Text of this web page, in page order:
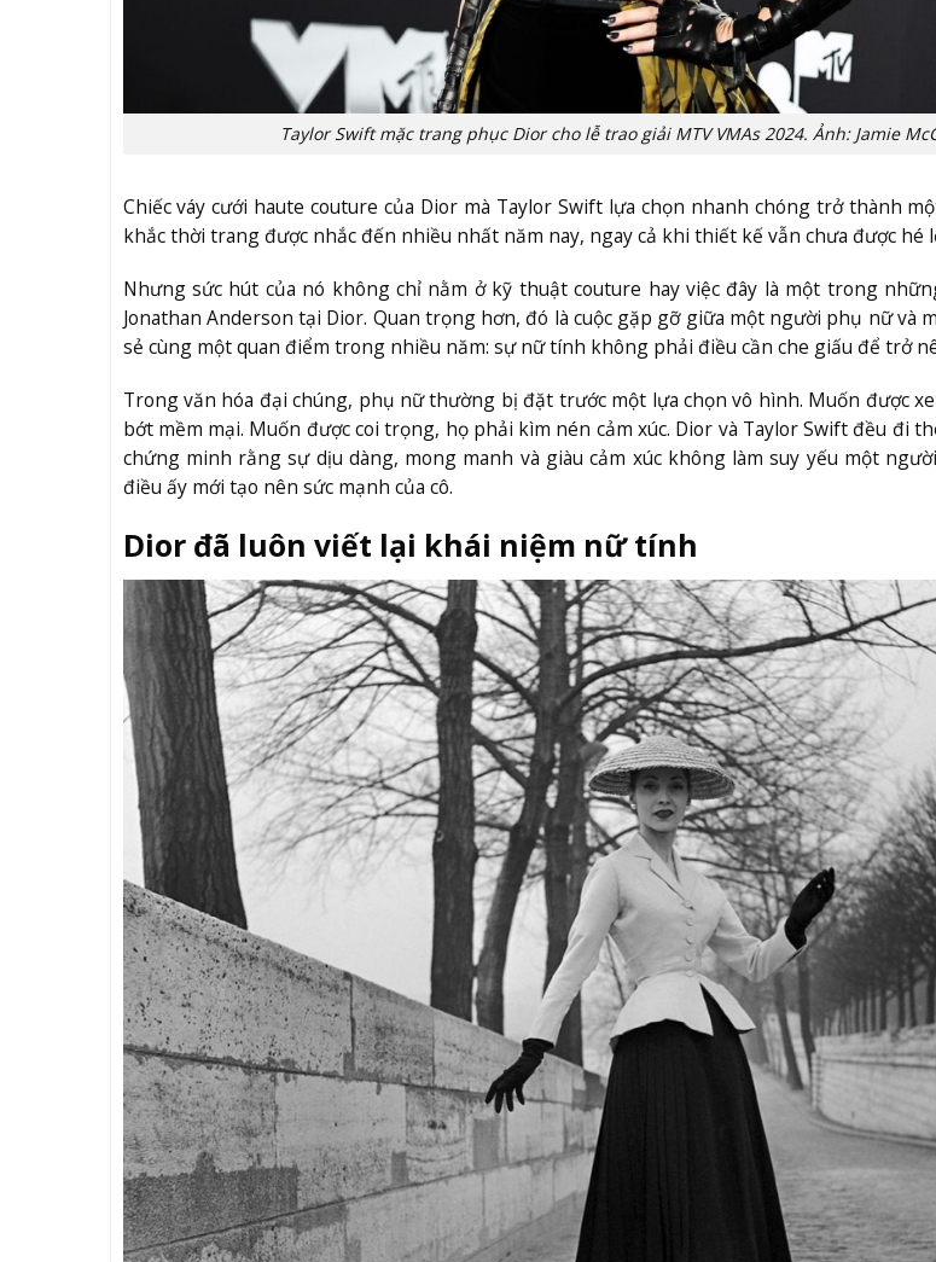
Taylor Swift mặc trang phục Dior cho lễ trao giải MTV VMAs 2024. Ảnh: Jamie
Chiếc váy cưới haute couture của Dior mà Taylor Swift lựa chọn nhanh chóng trở thành
khắc thời trang được nhắc đến nhiều nhất năm nay, ngay cả khi thiết kế vẫn chưa được hé
Nhưng sức hút của nó không chỉ nằm ở kỹ thuật couture hay việc đây là một trong
Jonathan Anderson tại Dior. Quan trọng hơn, đó là cuộc gặp gỡ giữa một người phụ nữ và
sẻ cùng một quan điểm trong nhiều năm: sự nữ tính không phải điều cần che giấu để trở
Trong văn hóa đại chúng, phụ nữ thường bị đặt trước một lựa chọn vô hình. Muốn được
bớt mềm mại. Muốn được coi trọng, họ phải kìm nén cảm xúc. Dior và Taylor Swift đều đi
chứng minh rằng sự dịu dàng, mong manh và giàu cảm xúc không làm suy yếu một
điều ấy mới tạo nên sức mạnh của cô.
Dior đã luôn viết lại khái niệm nữ tính